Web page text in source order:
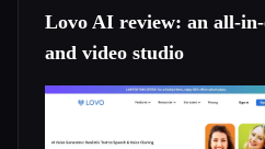
Lovo AI review: an all-
and video studio